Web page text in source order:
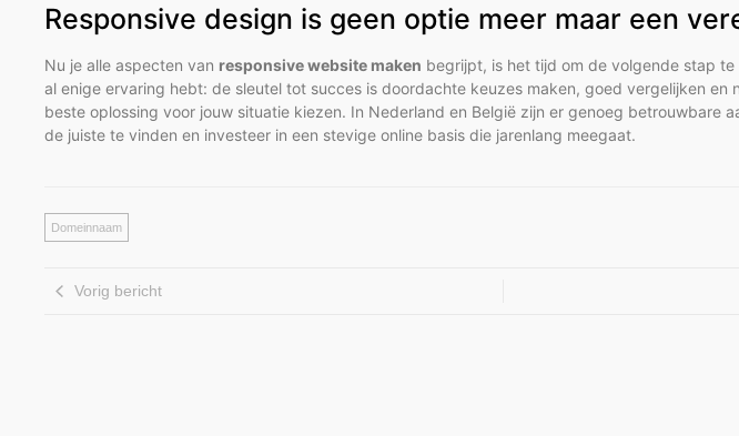
Responsive design is geen optie meer maar een
Nu je alle aspecten van responsive website maken begrijpt, is het tijd om de volgende stap
al enige ervaring hebt: de sleutel tot succes is doordachte keuzes maken, goed vergelijken en
beste oplossing voor jouw situatie kiezen. In Nederland en België zijn er genoeg betrouwbare
de juiste te vinden en investeer in een stevige online basis die jarenlang meegaat.
Domeinnaam
Vorig bericht